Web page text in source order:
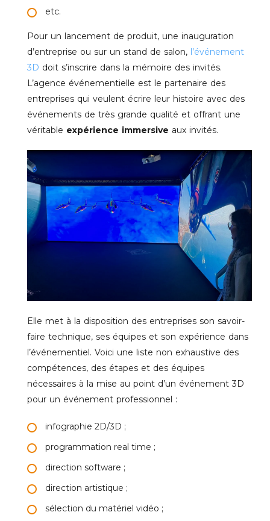
etc.
Pour un lancement de produit, une inauguration
d’entreprise ou sur un stand de salon, l’événement
3D doit s’inscrire dans la mémoire des invités.
L’agence événementielle est le partenaire des
entreprises qui veulent écrire leur histoire avec des
événements de très grande qualité et offrant une
véritable expérience immersive aux invités.
Elle met à la disposition des entreprises son savoir-
faire technique, ses équipes et son expérience dans
l’événementiel. Voici une liste non exhaustive des
compétences, des étapes et des équipes
nécessaires à la mise au point d’un événement 3D
pour un événement professionnel :
infographie 2D/3D ;
programmation real time ;
direction software ;
direction artistique ;
sélection du matériel vidéo ;